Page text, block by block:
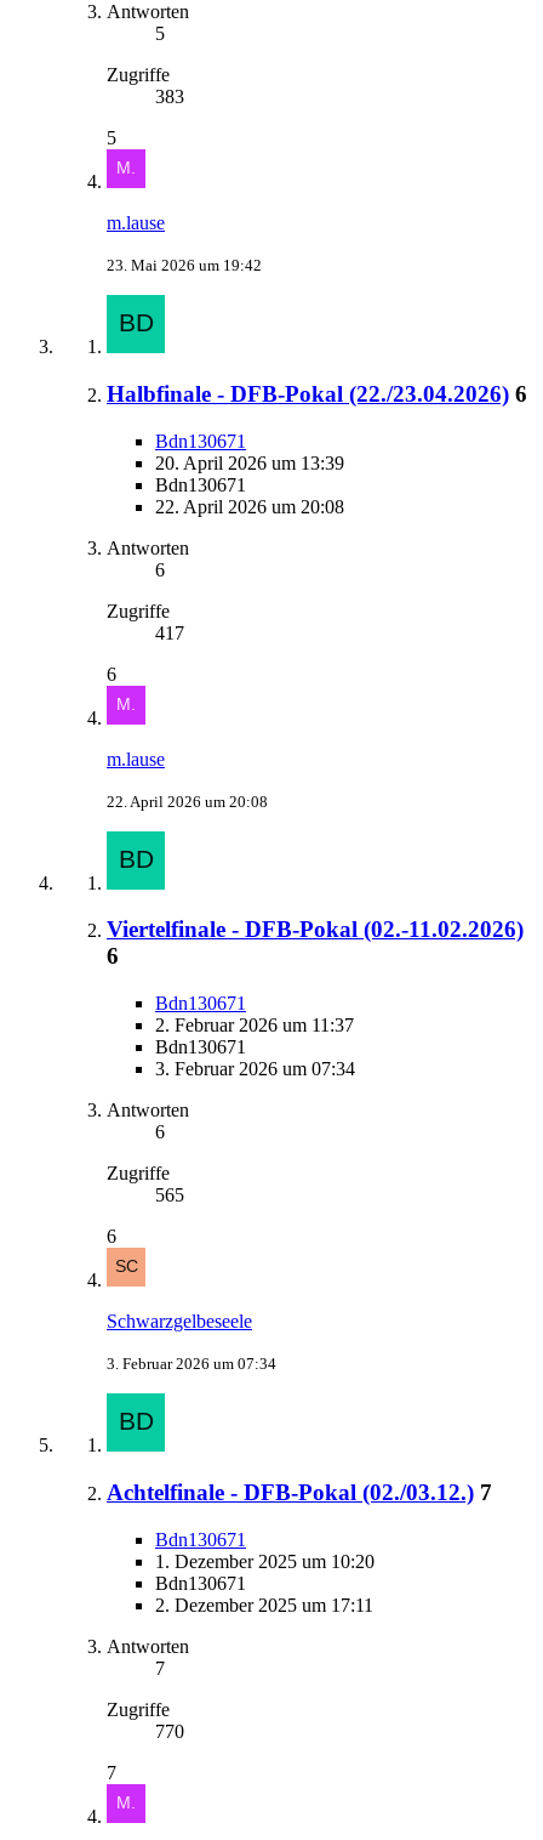
Antworten
5
Zugriffe
383
5
m.lause
23. Mai 2026 um 19:42
Halbfinale - DFB-Pokal (22./23.04.2026) 6
Bdn130671
20. April 2026 um 13:39
Bdn130671
22. April 2026 um 20:08
Antworten
6
Zugriffe
417
6
m.lause
22. April 2026 um 20:08
Viertelfinale - DFB-Pokal (02.-11.02.2026)
6
Bdn130671
2. Februar 2026 um 11:37
Bdn130671
3. Februar 2026 um 07:34
Antworten
6
Zugriffe
565
6
Schwarzgelbeseele
3. Februar 2026 um 07:34
Achtelfinale - DFB-Pokal (02./03.12.) 7
Bdn130671
1. Dezember 2025 um 10:20
Bdn130671
2. Dezember 2025 um 17:11
Antworten
7
Zugriffe
770
7